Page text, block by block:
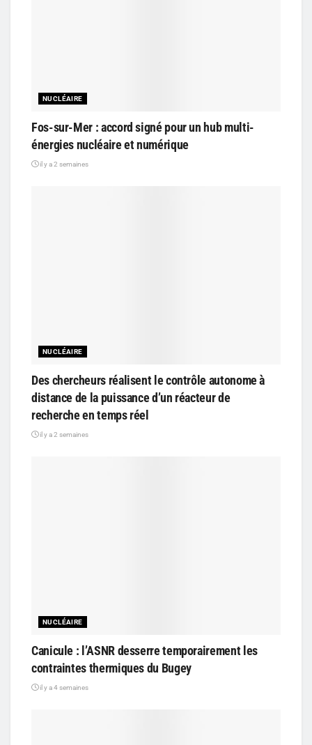
NUCLÉAIRE
Fos-sur-Mer : accord signé pour un hub multi-
énergies nucléaire et numérique
il y a 2 semaines
NUCLÉAIRE
Des chercheurs réalisent le contrôle autonome à
distance de la puissance d’un réacteur de
recherche en temps réel
il y a 2 semaines
NUCLÉAIRE
Canicule : l’ASNR desserre temporairement les
contraintes thermiques du Bugey
il y a 4 semaines